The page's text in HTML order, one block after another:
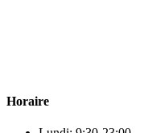
Horaire